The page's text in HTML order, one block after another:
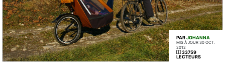
PARJOHANNA
MIS À JOUR 30 OCT.
2012
33759
LECTEURS